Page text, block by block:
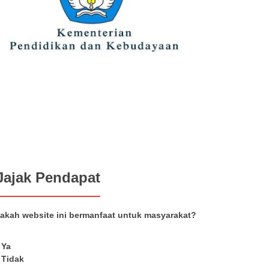
Pendapat
website ini bermanfaat untuk masyarakat?